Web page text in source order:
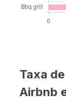
Taxa
Airbnb